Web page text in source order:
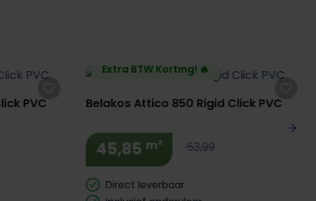
PVC
Extra BTW Korting! 🔥
Belakos Attico 850 Rigid Click PVC
45,85 m² 53,99
Direct leverbaar